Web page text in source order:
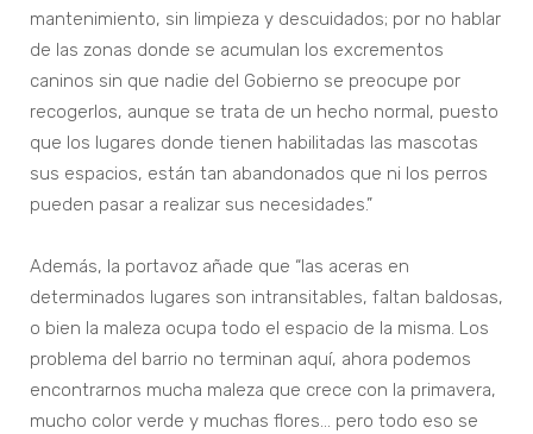
mantenimiento, sin limpieza y descuidados; por no hablar
de las zonas donde se acumulan los excrementos
caninos sin que nadie del Gobierno se preocupe por
recogerlos, aunque se trata de un hecho normal, puesto
que los lugares donde tienen habilitadas las mascotas
sus espacios, están tan abandonados que ni los perros
pueden pasar a realizar sus necesidades.”
Además, la portavoz añade que “las aceras en
determinados lugares son intransitables, faltan baldosas,
o bien la maleza ocupa todo el espacio de la misma. Los
problema del barrio no terminan aquí, ahora podemos
encontrarnos mucha maleza que crece con la primavera,
mucho color verde y muchas flores… pero todo eso se